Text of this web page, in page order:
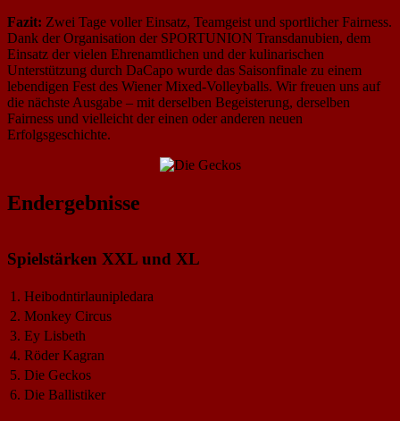
Fazit: Zwei Tage voller Einsatz, Teamgeist und sportlicher Fairness.
Dank der Organisation der SPORTUNION Transdanubien, dem
Einsatz der vielen Ehrenamtlichen und der kulinarischen
Unterstützung durch DaCapo wurde das Saisonfinale zu einem
lebendigen Fest des Wiener Mixed-Volleyballs. Wir freuen uns auf
die nächste Ausgabe – mit derselben Begeisterung, derselben
Fairness und vielleicht der einen oder anderen neuen
Erfolgsgeschichte.
Endergebnisse
Spielstärken XXL und XL
1. Heibodntirlaunipledara
2. Monkey Circus
3. Ey Lisbeth
4. Röder Kagran
5. Die Geckos
6. Die Ballistiker